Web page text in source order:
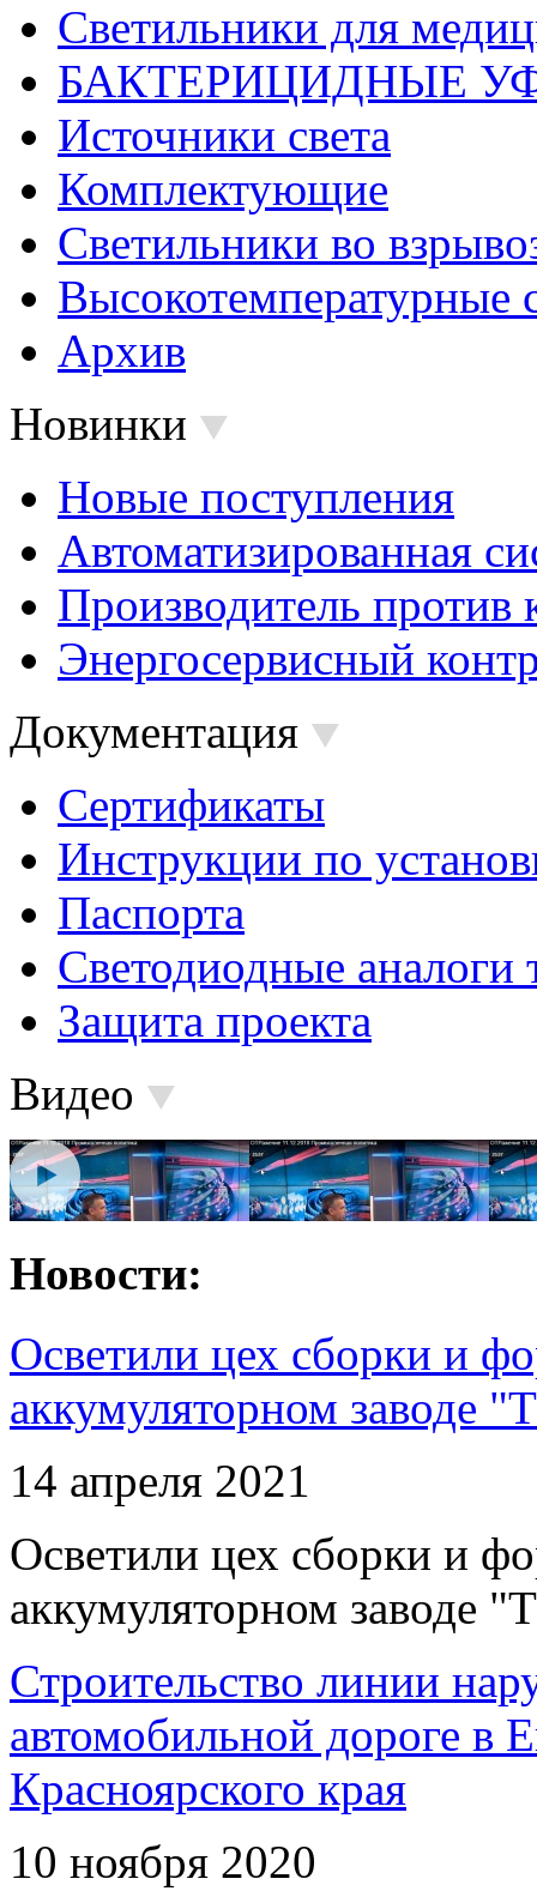
Светильники для
БАКТЕРИЦИДНЫЕ
Источники света
Комплектующие
Светильники во
Высокотемпературные
Архив
Новинки
Новые поступления
Автоматизированная
Производитель против
Энергосервисный
Документация
Сертификаты
Инструкции по
Паспорта
Светодиодные аналоги
Защита проекта
Видео
Новости:
Осветили цех сборки и
аккумуляторном заводе
14 апреля 2021
Осветили цех сборки и
аккумуляторном заводе
Строительство линии
автомобильной дороге в
Красноярского края
10 ноября 2020